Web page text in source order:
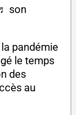
son
pandémie
le temps
des
au